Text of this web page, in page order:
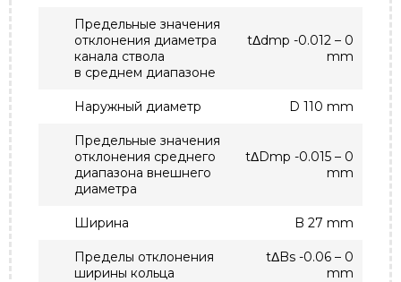
Предельные значения
отклонения диаметра
канала ствола
в среднем диапазоне
tΔdmp -0.012 – 0
mm
Наружный диаметр D 110 mm
Предельные значения
отклонения среднего
диапазона внешнего
диаметра
tΔDmp -0.015 – 0
mm
Ширина B 27 mm
Пределы отклонения
ширины кольца
tΔBs -0.06 – 0
mm